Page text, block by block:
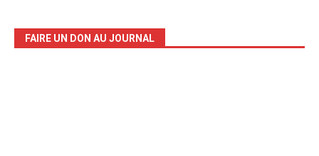
FAIRE UN DON AU JOURNAL